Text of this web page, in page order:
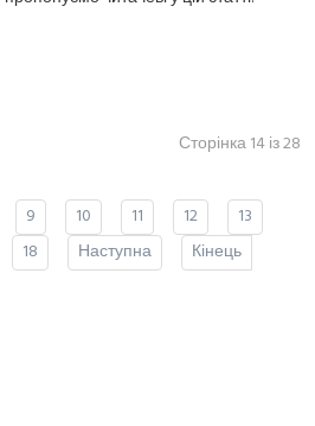
Сторінка 14 із 28
9 10 11 12
13
18 Наступна Кінець